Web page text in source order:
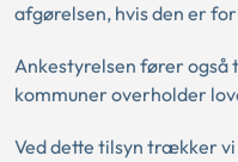
afgørelsen, hvis den er
Ankestyrelsen fører også
kommuner overholder
Ved dette tilsyn trækker